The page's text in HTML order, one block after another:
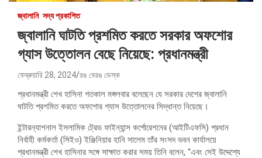
জ্বালানি সদ্য প্রকাশিত
জ্বালানি ঘাটতি প্রশমিত করতে সরকার অফশোর
গ্যাস উত্তোলন বেছে নিয়েছে: প্রধানমন্ত্রী
ফেব্রুয়ারি 28, 2024 রঙ বেরঙ ডেস্ক
প্রধানমন্ত্রী শেখ হাসিনা গতকাল মঙ্গলবার বলেছেন যে সরকার দেশের জ্বালানি
ঘাটতি প্রশমিত করতে অফশোর গ্যাস উত্তোলনের সিদ্ধান্ত নিয়েছে।
ইন্টারন্যাশনাল ইসলামিক ট্রেড ফাইন্যান্স কর্পোরেশনের (আইটিএফসি) প্রধান
নির্বাহী কর্মকর্তা (সিইও) ইঞ্জিনিয়ার হানি সালেম তাঁর সংসদ ভবন কার্যালয়ে
প্রধানমন্ত্রী শেখ হাসিনার সঙ্গে সাক্ষাত করার সময় তিনি বলেন, “এবং সেই উদ্দেশ্যে